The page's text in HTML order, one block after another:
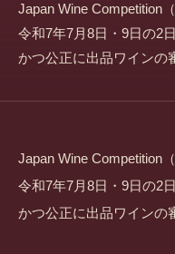
Japan Wine Competition
令和7年7月8日・9日の2
かつ公正に出品ワインの
Japan Wine Competition
令和7年7月8日・9日の2
かつ公正に出品ワインの